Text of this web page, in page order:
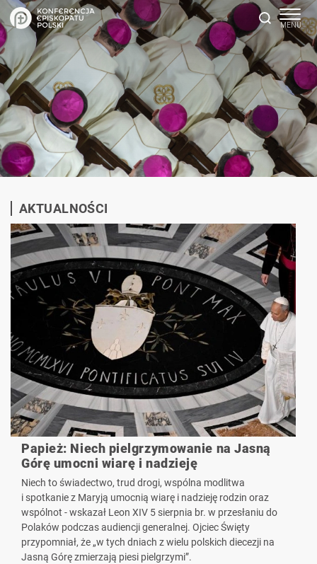
AKTUALNOŚCI
Papież: Niech pielgrzymowanie na Jasną
Górę umocni wiarę i nadzieję
Niech to świadectwo, trud drogi, wspólna modlitwa
i spotkanie z Maryją umocnią wiarę i nadzieję rodzin oraz
wspólnot - wskazał Leon XIV 5 sierpnia br. w przesłaniu do
Polaków podczas audiencji generalnej. Ojciec Święty
przypomniał, że „w tych dniach z wielu polskich diecezji na
Jasną Górę zmierzają piesi pielgrzymi”.